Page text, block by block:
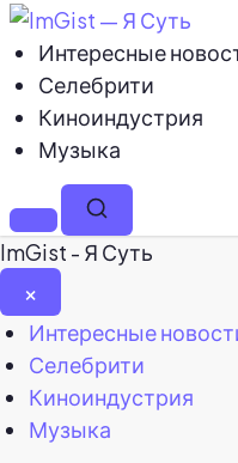
Интересные
Селебрити
Киноиндустрия
Музыка
МенюПоиск
ImGist - Я Суть
×
Закрыть
меню
Интересные
Селебрити
Киноиндустрия
Музыка